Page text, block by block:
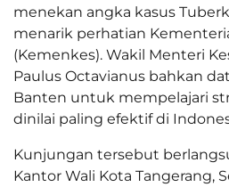
menekan angka kasus
menarik perhatian
(Kemenkes). Wakil Menteri
Paulus Octavianus bahkan
Banten untuk mempelajari
dinilai paling efektif di
Kunjungan tersebut
Kantor Wali Kota Tangerang,